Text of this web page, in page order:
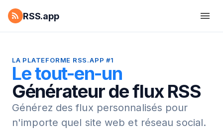
RSS.app
LA PLATEFORME RSS.APP #1
Le tout-en-un
Générateur de flux RSS
Générez des flux personnalisés pour
n'importe quel site web et réseau social.